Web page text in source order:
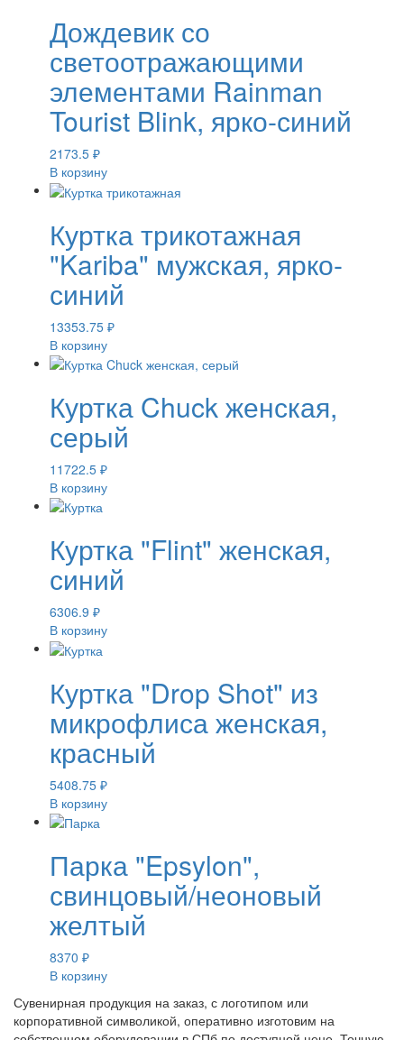
Дождевик со
светоотражающими
элементами Rainman
Tourist Blink, ярко-синий
2173.5 ₽
В корзину
Куртка трикотажная
"Kariba" мужская, ярко-
синий
13353.75 ₽
В корзину
Куртка Chuck женская,
серый
11722.5 ₽
В корзину
Куртка "Flint" женская,
синий
6306.9 ₽
В корзину
Куртка "Drop Shot" из
микрофлиса женская,
красный
5408.75 ₽
В корзину
Парка "Epsylon",
свинцовый/неоновый
желтый
8370 ₽
В корзину
Сувенирная продукция на заказ, с логотипом или
корпоративной символикой, оперативно изготовим на